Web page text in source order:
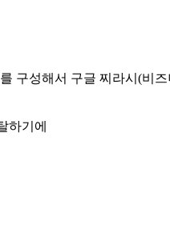
구성해서 구글 찌라시(비
하기에